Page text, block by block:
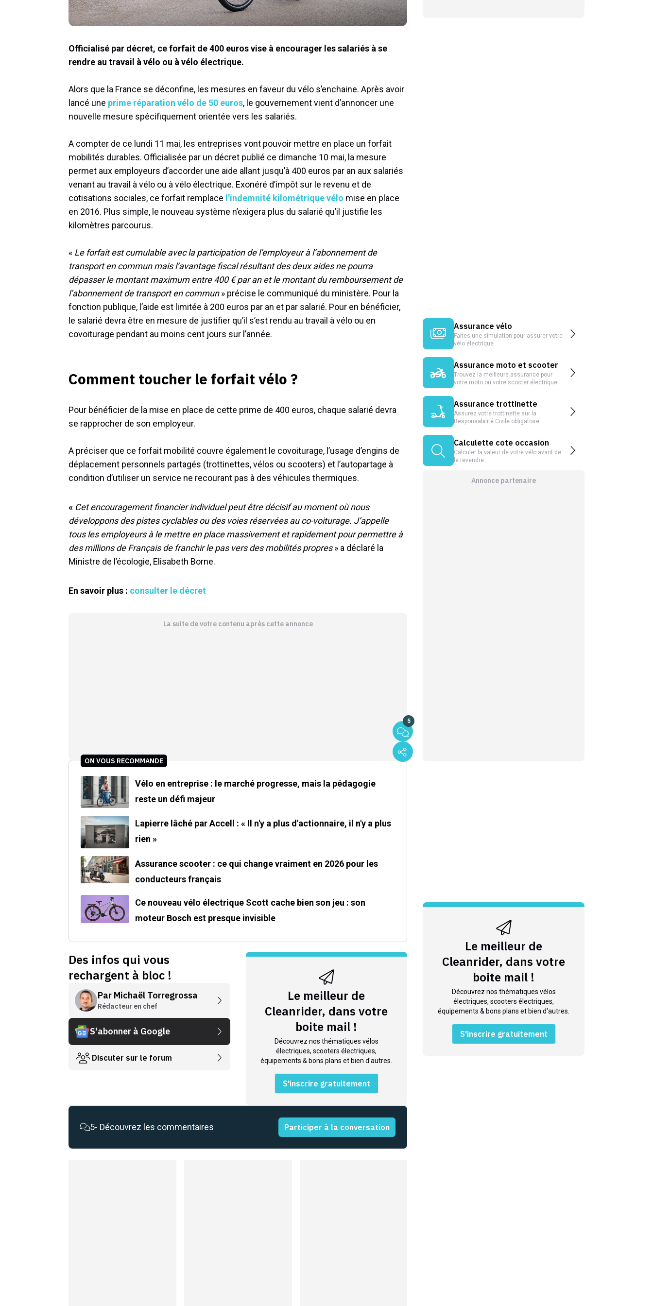
Officialisé par décret, ce forfait de 400 euros vise à encourager les salariés à se
rendre au travail à vélo ou à vélo électrique.
Alors que la France se déconfine, les mesures en faveur du vélo s’enchaine. Après avoir
lancé une prime réparation vélo de 50 euros, le gouvernement vient d’annoncer une
nouvelle mesure spécifiquement orientée vers les salariés.
A compter de ce lundi 11 mai, les entreprises vont pouvoir mettre en place un forfait
mobilités durables. Officialisée par un décret publié ce dimanche 10 mai, la mesure
permet aux employeurs d’accorder une aide allant jusqu’à 400 euros par an aux salariés
venant au travail à vélo ou à vélo électrique. Exonéré d’impôt sur le revenu et de
cotisations sociales, ce forfait remplace l’indemnité kilométrique vélo mise en place
en 2016. Plus simple, le nouveau système n’exigera plus du salarié qu’il justifie les
kilomètres parcourus.
« Le forfait est cumulable avec la participation de l’employeur à l’abonnement de
transport en commun mais l’avantage fiscal résultant des deux aides ne pourra
dépasser le montant maximum entre 400 € par an et le montant du remboursement de
l’abonnement de transport en commun» précise le communiqué du ministère. Pour la
fonction publique, l’aide est limitée à 200 euros par an et par salarié. Pour en bénéficier,
le salarié devra être en mesure de justifier qu’il s’est rendu au travail à vélo ou en
covoiturage pendant au moins cent jours sur l’année.
Comment toucher le forfait vélo ?
Pour bénéficier de la mise en place de cette prime de 400 euros, chaque salarié devra
se rapprocher de son employeur.
A préciser que ce forfait mobilité couvre également le covoiturage, l’usage d’engins de
déplacement personnels partagés (trottinettes, vélos ou scooters) et l’autopartage à
condition d’utiliser un service ne recourant pas à des véhicules thermiques.
« Cet encouragement financier individuel peut être décisif au moment où nous
développons des pistes cyclables ou des voies réservées au co-voiturage. J’appelle
tous les employeurs à le mettre en place massivement et rapidement pour permettre à
des millions de Français de franchir le pas vers des mobilités propres» a déclaré la
Ministre de l’écologie, Elisabeth Borne.
En savoir plus : consulter le décret
La suite de votre contenu après cette annonce
5
ON VOUS RECOMMANDE
Vélo en entreprise : le marché progresse, mais la pédagogie
reste un défi majeur
Lapierre lâché par Accell : « Il n'y a plus d'actionnaire, il n'y a plus
rien »
Assurance scooter : ce qui change vraiment en 2026 pour les
conducteurs français
Ce nouveau vélo électrique Scott cache bien son jeu : son
moteur Bosch est presque invisible
Des infos qui vous
rechargent à bloc !
Par Michaël Torregrossa
Rédacteur en chef
S'abonner à Google
Discuter sur le forum
Le meilleur de
Cleanrider, dans votre
boite mail !
Découvrez nos thématiques vélos
électriques, scooters électriques,
équipements & bons plans et bien d'autres.
S'inscrire gratuitement
5- Découvrez les commentaires Participer à la conversation
Assurance vélo
Faites une simulation pour assurer votre
vélo électrique
Assurance moto et scooter
Trouvez la meilleure assurance pour
votre moto ou votre scooter électrique
Assurance trottinette
Assurez votre trottinette sur la
Responsabilité Civile obligatoire
Calculette cote occasion
Calculer la valeur de votre vélo avant de
le revendre
Annonce partenaire
Le meilleur de
Cleanrider, dans votre
boite mail !
Découvrez nos thématiques vélos
électriques, scooters électriques,
équipements & bons plans et bien d'autres.
S'inscrire gratuitement